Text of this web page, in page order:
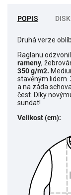
POPIS
Druhá verze
Raglanu
rameny,
350 g/m2.
stavěným lidem.
a na záda
čest. Díky
sundat!
Velikost (cm):